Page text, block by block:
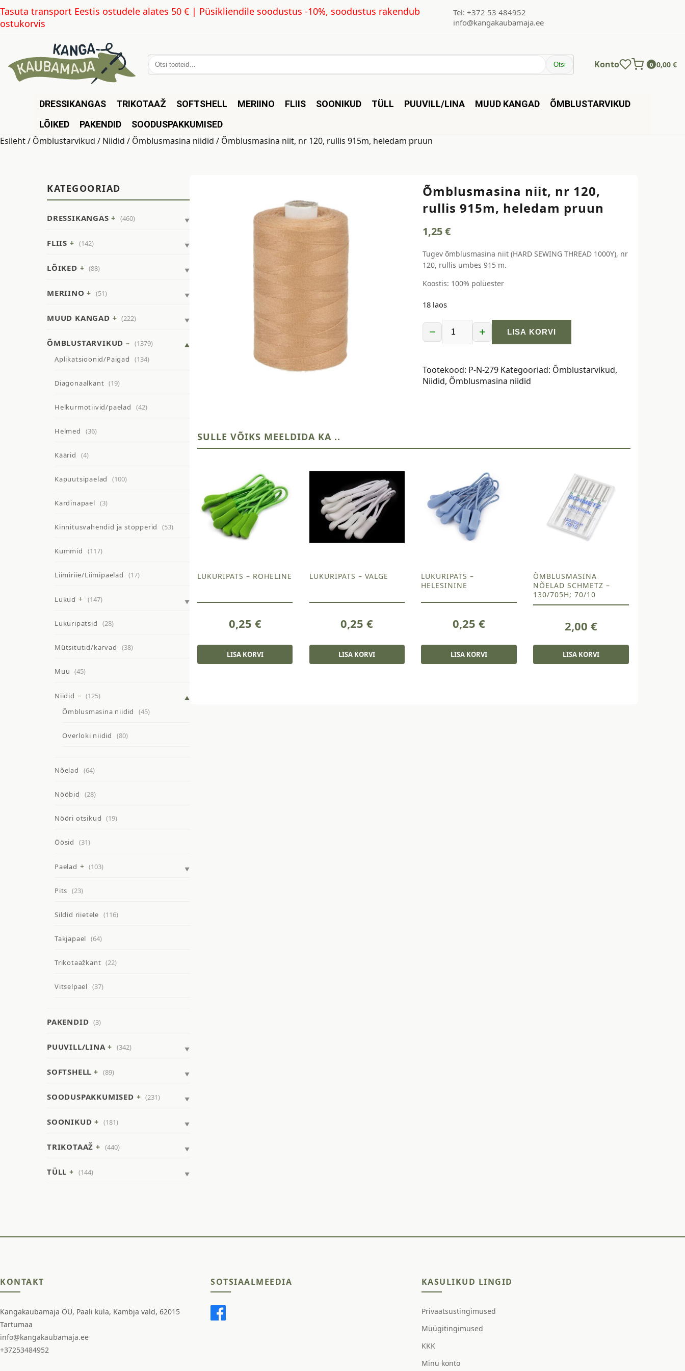
Tasuta transport Eestis ostudele alates 50 € | Püsikliendile soodustus -10%, soodustus rakendub
ostukorvis
Tel: +372 53 484952
info@kangakaubamaja.ee
Otsi: Otsi Konto 0 0,00 €
DRESSIKANGAS TRIKOTAAŽ SOFTSHELL MERIINO FLIIS SOONIKUD TÜLL PUUVILL/LINA MUUD KANGAD
ÕMBLUSTARVIKUD
LÕIKED
PAKENDID SOODUSPAKKUMISED
Esileht/ Õmblustarvikud / Niidid / Õmblusmasina niidid / Õmblusmasina niit, nr 120, rullis 915m, heledam pruun
KATEGOORIAD
DRESSIKANGAS (460)
FLIIS (142)
LÕIKED (88)
MERIINO (51)
MUUD KANGAD (222)
ÕMBLUSTARVIKUD
(1379)
Aplikatsioonid/Paigad
(134)
Diagonaalkant (19)
Helkurmotiivid/paelad (42)
Helmed (36)
Käärid (4)
Kapuutsipaelad (100)
Kardinapael (3)
Kinnitusvahendid ja stopperid (53)
Kummid (117)
Liimiriie/Liimipaelad (17)
Lukud (147)
Lukuripatsid (28)
Mütsitutid/karvad (38)
Muu (45)
Niidid
(125)
Õmblusmasina niidid
(45)
Overloki niidid (80)
Nõelad (64)
Nööbid (28)
Nööri otsikud (19)
Öösid (31)
Paelad (103)
Pits (23)
Sildid riietele (116)
Takjapael (64)
Trikotaažkant (22)
Vitselpael (37)
PAKENDID (3)
PUUVILL/LINA (342)
SOFTSHELL (89)
SOODUSPAKKUMISED (231)
SOONIKUD (181)
TRIKOTAAŽ (440)
TÜLL (144)
Õmblusmasina niit, nr 120,
rullis 915m, heledam pruun
1,25€
Tugev õmblusmasina niit (HARD SEWING THREAD 1000Y), nr
120, rullis umbes 915 m.
Koostis: 100% polüester
18 laos
−
Õmblusmasina
120,
rullis
+ LISA KORVI
Tootekood: P-N-279 Kategooriad: Õmblustarvikud,
Niidid, Õmblusmasina niidid
SULLE VÕIKS MEELDIDA KA ..
LUKURIPATS – ROHELINE
0,25 €
LISA KORVI
LUKURIPATS – VALGE
0,25€
LISA KORVI
LUKURIPATS –
HELESININE
0,25€
LISA KORVI
ÕMBLUSMASINA
NÕELAD SCHMETZ –
130/705H; 70/10
2,00 €
LISA KORVI
KONTAKT
Kangakaubamaja OÜ, Paali küla, Kambja vald, 62015
Tartumaa
info@kangakaubamaja.ee
+37253484952
SOTSIAALMEEDIA KASULIKUD LINGID
Privaatsustingimused
Müügitingimused
KKK
Minu konto